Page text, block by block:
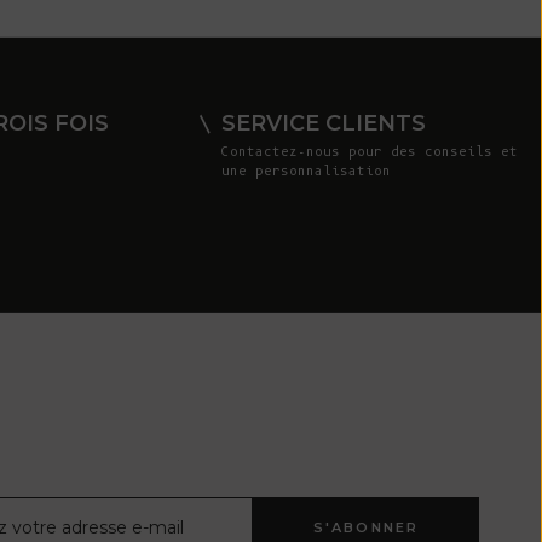
Costa Rica
Côte d'Ivoire
Croatie (EUR
Djibouti (DJF
Fdj)
FOIS SERVICE CLIENTS
Contactez-nous pour des conseils et
une personnalisation
S'ABONNER